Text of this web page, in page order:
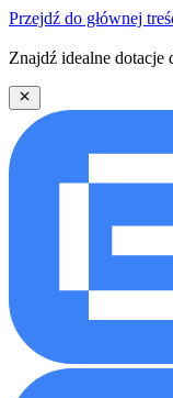
Przejdź do głównej
Znajdź idealne